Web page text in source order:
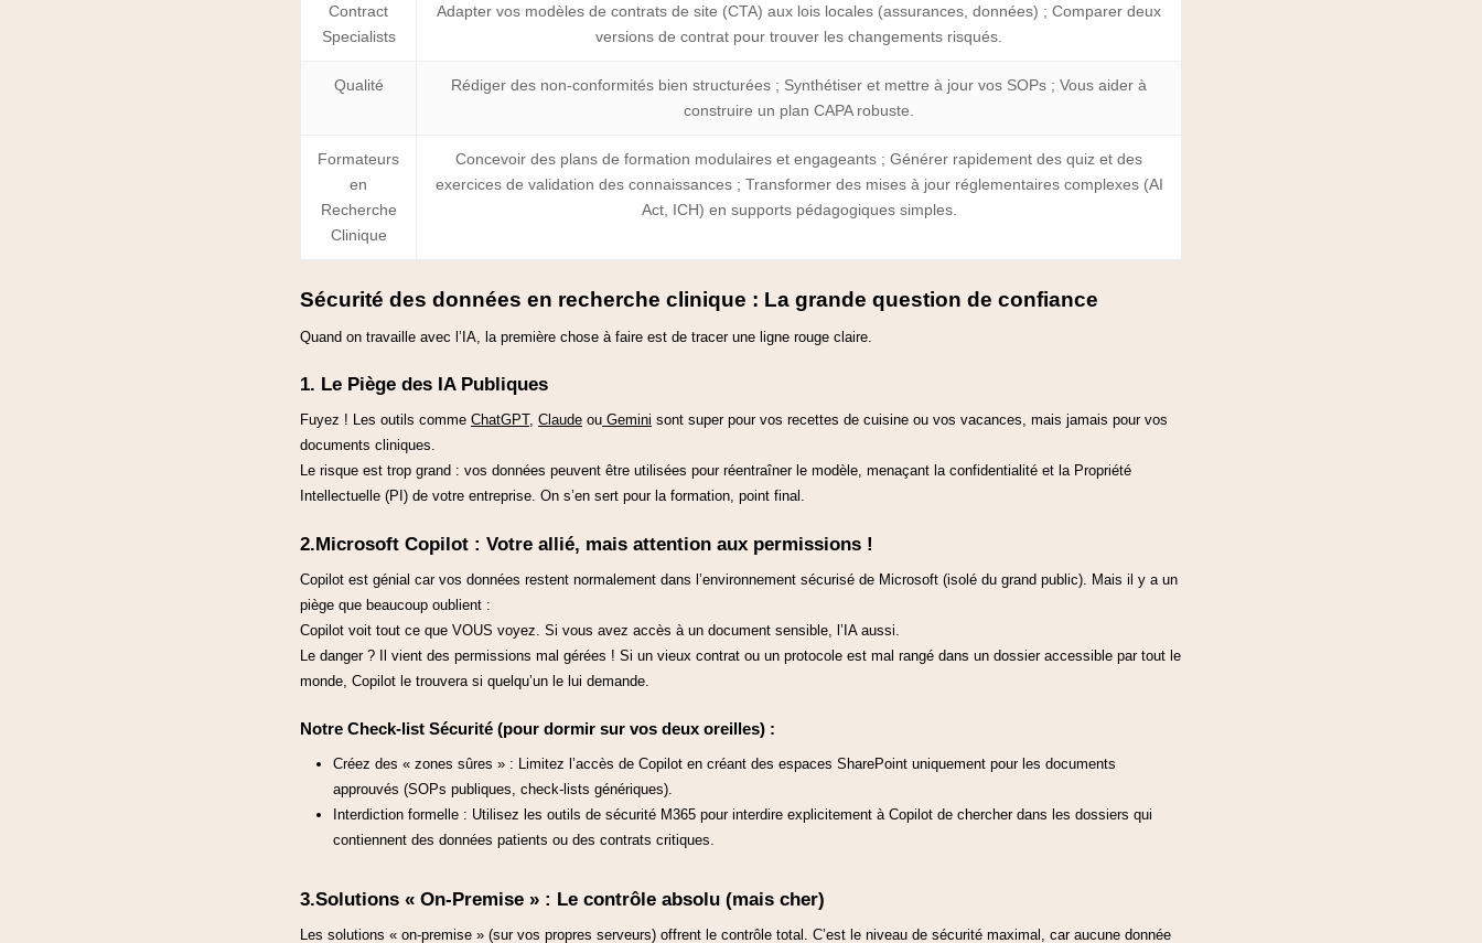
Contract
Specialists
Adapter vos modèles de contrats de site (CTA) aux lois locales (assurances, données) ; Comparer deux
versions de contrat pour trouver les changements risqués.
Qualité
Rédiger des non-conformités bien structurées ; Synthétiser et mettre à jour vos SOPs ; Vous aider à
construire un plan CAPA robuste.
Formateurs
en
Recherche
Clinique
Concevoir des plans de formation modulaires et engageants ; Générer rapidement des quiz et des
exercices de validation des connaissances ; Transformer des mises à jour réglementaires complexes (AI
Act, ICH) en supports pédagogiques simples.
Sécurité des données en recherche clinique : La grande question de confiance
Quand on travaille avec l’IA, la première chose à faire est de tracer une ligne rouge claire.
1. Le Piège des IA Publiques
Fuyez ! Les outils comme ChatGPT, Claude ou Gemini sont super pour vos recettes de cuisine ou vos vacances, mais jamais pour vos
documents cliniques.
Le risque est trop grand : vos données peuvent être utilisées pour réentraîner le modèle, menaçant la confidentialité et la Propriété
Intellectuelle (PI) de votre entreprise. On s’en sert pour la formation, point final.
2.Microsoft Copilot : Votre allié, mais attention aux permissions !
Copilot est génial car vos données restent normalement dans l’environnement sécurisé de Microsoft (isolé du grand public). Mais il y a un
piège que beaucoup oublient :
Copilot voit tout ce que VOUS voyez. Si vous avez accès à un document sensible, l’IA aussi.
Le danger ? Il vient des permissions mal gérées ! Si un vieux contrat ou un protocole est mal rangé dans un dossier accessible par tout le
monde, Copilot le trouvera si quelqu’un le lui demande.
Notre Check-list Sécurité (pour dormir sur vos deux oreilles) :
Créez des « zones sûres » : Limitez l’accès de Copilot en créant des espaces SharePoint uniquement pour les documents
approuvés (SOPs publiques, check-lists génériques).
Interdiction formelle : Utilisez les outils de sécurité M365 pour interdire explicitement à Copilot de chercher dans les dossiers qui
contiennent des données patients ou des contrats critiques.
3.Solutions « On-Premise » : Le contrôle absolu (mais cher)
Les solutions « on-premise » (sur vos propres serveurs) offrent le contrôle total. C’est le niveau de sécurité maximal, car aucune donnée